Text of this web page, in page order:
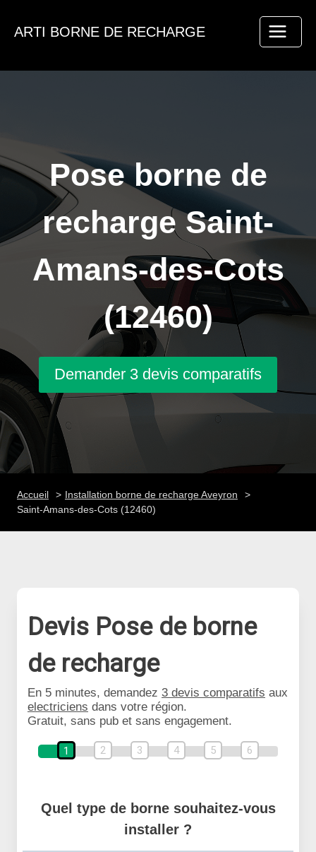
ARTI BORNE DE RECHARGE
Pose borne de
recharge Saint-
Amans-des-Cots
(12460)
Demander 3 devis comparatifs
Accueil
Installation borne de recharge Aveyron
Saint-Amans-des-Cots (12460)
Devis Pose de borne
de recharge
En 5 minutes, demandez 3 devis comparatifs aux
electriciens dans votre région.
Gratuit, sans pub et sans engagement.
1 2 3 4 5 6
Quel type de borne souhaitez-vous
installer ?